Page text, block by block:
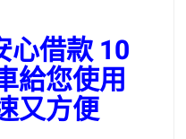
心借款 10
給您使用
又方便